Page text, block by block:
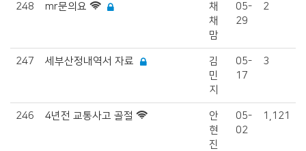
248 mr문의요
채
채
맘
05-
29
2
247 세부산정내역서 자료
김
민
지
05-
17
3
246 4년전 교통사고 골절
안
현
진
05-
02
1,121